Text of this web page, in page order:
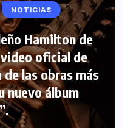
NOTICIAS
Hamilton de
oficial de
las obras más
nuevo álbum
INTERNACIONAL
TURISTICO
con Venezuela